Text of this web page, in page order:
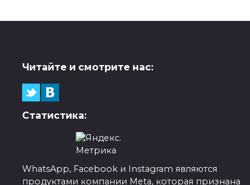
Читайте и смотрите нас:
Статистика:
WhatsApp, Facebook и Instagram являются
продуктами компании Meta, которая признана